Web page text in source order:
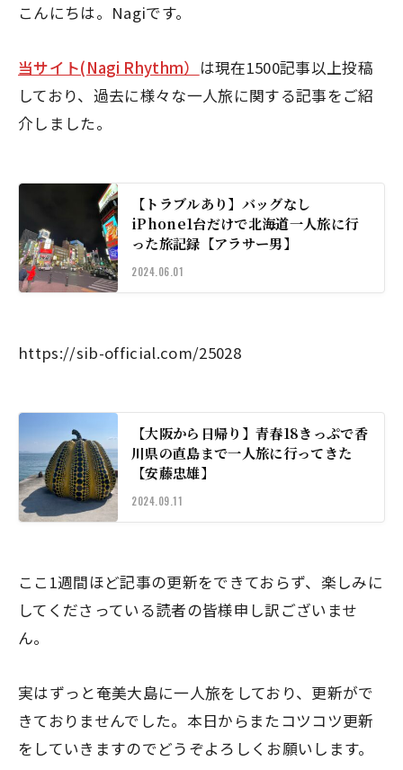
こんにちは。Nagiです。
当サイト(Nagi Rhythm） は現在1500記事以上投稿
しており、過去に様々な一人旅に関する記事をご紹
介しました。
【トラブルあり】バッグなし
iPhone1台だけで北海道一人旅に行
った旅記録【アラサー男】
2024.06.01
https://sib-official.com/25028
【大阪から日帰り】青春18きっぷで香
川県の直島まで一人旅に行ってきた
【安藤忠雄】
2024.09.11
ここ1週間ほど記事の更新をできておらず、楽しみに
してくださっている読者の皆様申し訳ございませ
ん。
実はずっと奄美大島に一人旅をしており、更新がで
きておりませんでした。本日からまたコツコツ更新
をしていきますのでどうぞよろしくお願いします。